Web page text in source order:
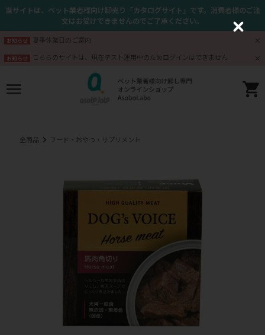
当サイトは、ペット業者様向け卸売り「カタログサイト」です。消費者様のご注
文はお受けできませんのでご了承ください。
お知らせ 夏季休業日のご案内
お知らせ こちらのサイトは、現在テスト運用中のためログインはできません
全商品 フード・おやつ・サプリメント
C